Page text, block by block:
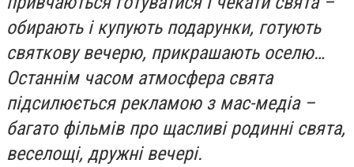
обирають і купують подарунки, готують
святкову вечерю, прикрашають оселю…
Останнім часом атмосфера свята
підсилюється рекламою з мас-медіа –
багато фільмів про щасливі родинні свята,
веселощі, дружні вечері.